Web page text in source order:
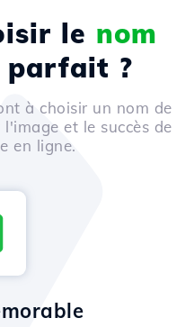
le nom
parfait ?
à choisir un nom de
et le succès de
en ligne.